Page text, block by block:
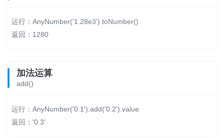
运行：AnyNumber('1.28e3').toNumber()
返回：1280
加法运算
add()
运行：AnyNumber('0.1').add('0.2').value
返回：'0.3'